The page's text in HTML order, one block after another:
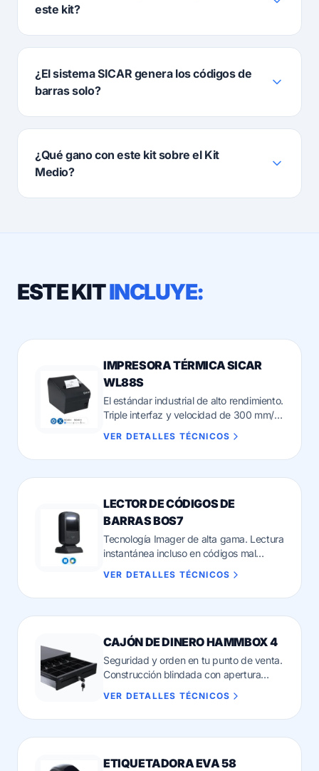
este kit?
¿El sistema SICAR genera los códigos de
barras solo?
¿Qué gano con este kit sobre el Kit
Medio?
ESTE KITINCLUYE:
IMPRESORA TÉRMICA SICAR
WL88S
El estándar industrial de alto rendimiento.
Triple interfaz y velocidad de 300 mm/s
para un cobro sin pausas.
VER DETALLES TÉCNICOS
LECTOR DE CÓDIGOS DE
BARRAS BOS7
Tecnología Imager de alta gama. Lectura
instantánea incluso en códigos mal
VER DETALLES TÉCNICOS
CAJÓN DE DINERO HAMMBOX 4
Seguridad y orden en tu punto de venta.
Construcción blindada con apertura
automática sincronizada.
VER DETALLES TÉCNICOS
ETIQUETADORA EVA 58